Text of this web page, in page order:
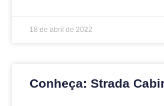
18 de abril de 2022
Conheça: Strada